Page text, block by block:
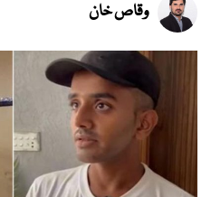
وقاص خان